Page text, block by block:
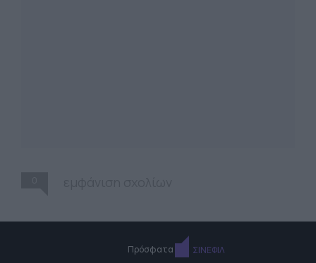
Πρόσφατα ΣΙΝΕΦΙΛ